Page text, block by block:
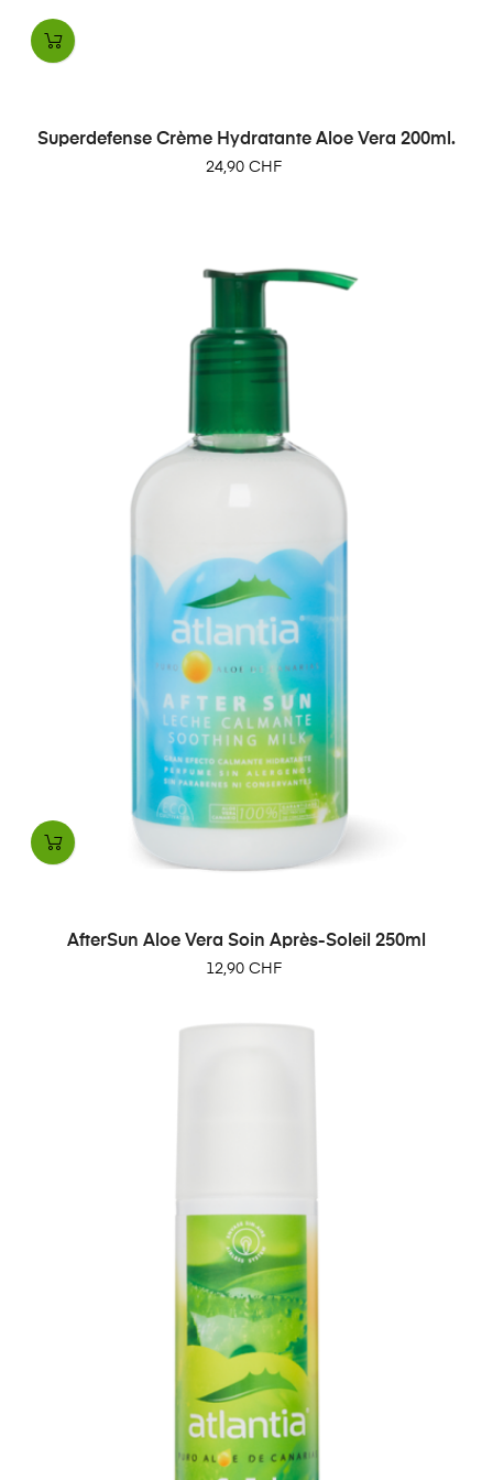
Superdefense Crème Hydratante Aloe Vera 200ml.
Prix
24,90 CHF
AfterSun Aloe Vera Soin Après-Soleil 250ml
Prix
12,90 CHF